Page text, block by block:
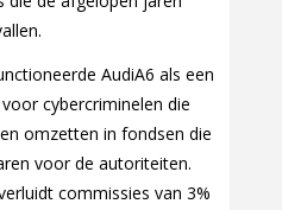
AudiA6 als een
cybercriminelen die
omzetten in fondsen die
voor de autoriteiten.
commissies van 3%